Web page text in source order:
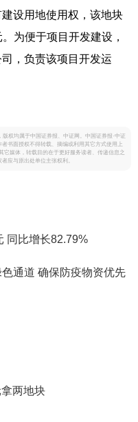
设用地使用权，该地块
为便于项目开发建设，
，负责该项目开发运
权均属于中国证券报、中证网。中国证券报·中证
书面授权不得转载、摘编或利用其它方式使用上
它媒体，转载目的在于更好服务读者、传递信息之
应与原出处单位主张权利。
同比增长82.79%
通道 确保防疫物资优先
两地块